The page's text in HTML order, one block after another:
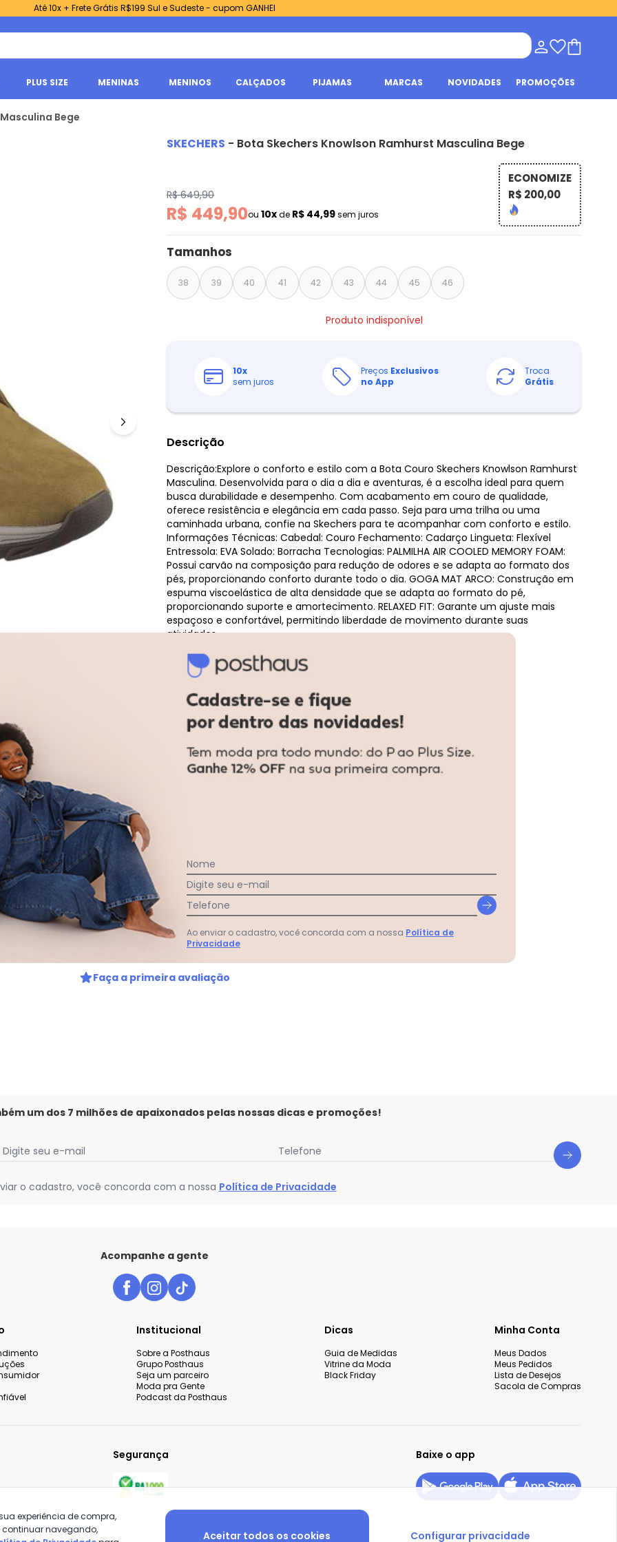
Até 10x + Frete Grátis R$199 Sul e Sudeste - cupom GANHEI
PLUS SIZE MENINAS MENINOS CALÇADOS PIJAMAS MARCAS NOVIDADES PROMOÇÕES
Bege
Skechers - Bota Skechers Knowlson Ramhurst Masculina Bege
SKECHERS - Bota Skechers Knowlson Ramhurst Masculina Bege
R$ 649,90
R$ 449,90ou 10xde R$ 44,99sem juros
ECONOMIZE
R$ 200,00
Tamanhos
38 39 40 41 42 43 44 45 46
Produto indisponível
10x
sem juros
Preços Exclusivos
no App
Troca
Grátis
Descrição
Descrição:Explore o conforto e estilo com a Bota Couro Skechers Knowlson Ramhurst
Masculina. Desenvolvida para o dia a dia e aventuras, é a escolha ideal para quem
busca durabilidade e desempenho. Com acabamento em couro de qualidade,
oferece resistência e elegância em cada passo. Seja para uma trilha ou uma
caminhada urbana, confie na Skechers para te acompanhar com conforto e estilo.
Informações Técnicas: Cabedal: Couro Fechamento: Cadarço Lingueta: Flexível
Entressola: EVA Solado: Borracha Tecnologias: PALMILHA AIR COOLED MEMORY FOAM:
Possui carvão na composição para redução de odores e se adapta ao formato dos
pés, proporcionando conforto durante todo o dia. GOGA MAT ARCO: Construção em
espuma viscoelástica de alta densidade que se adapta ao formato do pé,
proporcionando suporte e amortecimento. RELAXED FIT: Garante um ajuste mais
espaçoso e confortável, permitindo liberdade de movimento durante suas
atividades.
dia do mês, para o menor tamanho disponível.
Faça a primeira avaliação
um dos 7 milhões de apaixonados pelas nossas dicas e promoções!
Digite seu e-mail Telefone
o cadastro, você concorda com a nossa Política de Privacidade
Acompanhe a gente
Institucional
Sobre a Posthaus
Grupo Posthaus
Seja um parceiro
Moda pra Gente
Podcast da Posthaus
Dicas
Guia de Medidas
Vitrine da Moda
Black Friday
Minha Conta
Meus Dados
Meus Pedidos
Lista de Desejos
Sacola de Compras
Segurança Baixe o app
Nome
Digite seu e-mail
Telefone
Ao enviar o cadastro, você concorda com a nossa Política de
Privacidade
experiência de compra,
continuar navegando,
Aceitar todos os cookies Configurar privacidade